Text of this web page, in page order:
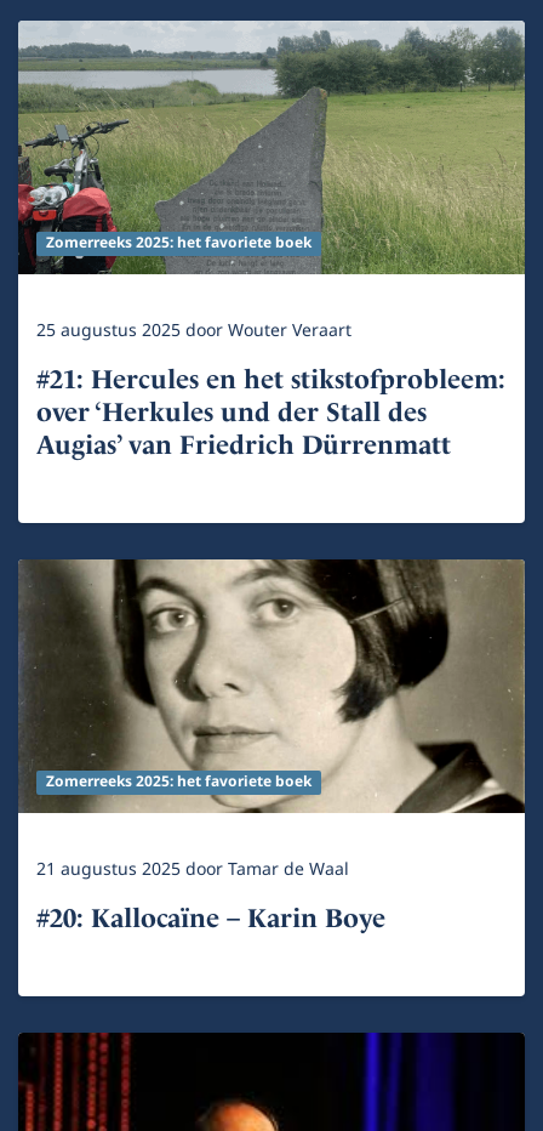
Zomerreeks 2025: het favoriete boek
25 augustus 2025doorWouter Veraart
#21: Hercules en het stikstofprobleem:
over ‘Herkules und der Stall des
Augias’ van Friedrich Dürrenmatt
Zomerreeks 2025: het favoriete boek
21 augustus 2025doorTamar de Waal
#20: Kallocaïne – Karin Boye